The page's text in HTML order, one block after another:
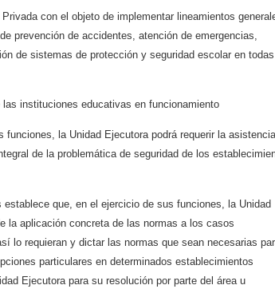
con el objeto de implementar lineamientos
prevención de accidentes, atención de emergencias,
de sistemas de protección y seguridad escolar en todas
las instituciones educativas en funcionamiento
funciones, la Unidad Ejecutora podrá requerir la
de la problemática de seguridad de los
establece que, en el ejercicio de sus funciones, la Unidad
la aplicación concreta de las normas a los casos
lo requieran y dictar las normas que sean necesarias
particulares en determinados establecimientos
Ejecutora para su resolución por parte del área u